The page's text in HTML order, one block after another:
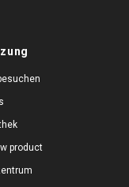
product